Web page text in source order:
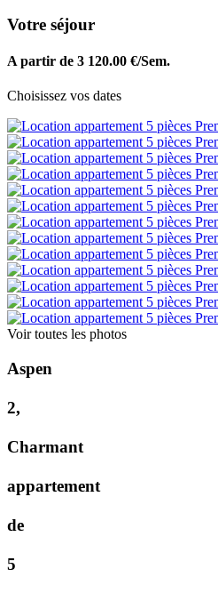
Votre séjour
A partir de 3 120.00 €/Sem.
Choisissez vos dates
Voir toutes les photos
Aspen
2,
Charmant
appartement
de
5